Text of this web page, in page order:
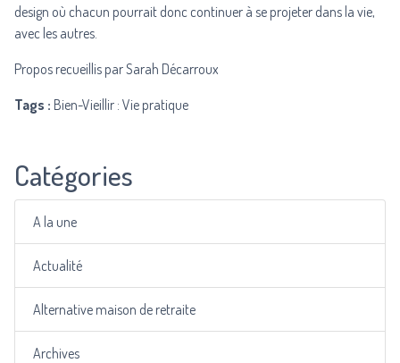
design où chacun pourrait donc continuer à se projeter dans la vie,
avec les autres.
Propos recueillis par Sarah Décarroux
Tags : Bien-Vieillir : Vie pratique
Catégories
A la une
Actualité
Alternative maison de retraite
Archives